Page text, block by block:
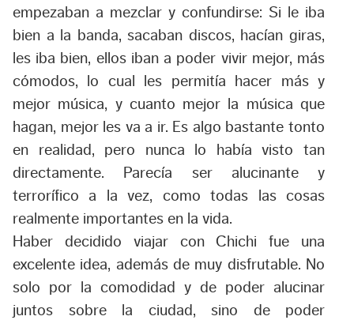
empezaban a mezclar y confundirse: Si le iba
bien a la banda, sacaban discos, hacían giras,
les iba bien, ellos iban a poder vivir mejor, más
cómodos, lo cual les permitía hacer más y
mejor música, y cuanto mejor la música que
hagan, mejor les va a ir. Es algo bastante tonto
en realidad, pero nunca lo había visto tan
directamente. Parecía ser alucinante y
terrorífico a la vez, como todas las cosas
realmente importantes en la vida.
Haber decidido viajar con Chichi fue una
excelente idea, además de muy disfrutable. No
solo por la comodidad y de poder alucinar
juntos sobre la ciudad, sino de poder